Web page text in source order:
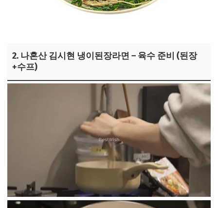
2. 나혼산 김시현 냉이된장라면 – 육수 준비 (된장
+수프)